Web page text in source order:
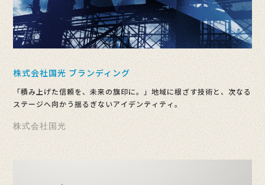
株式会社国光 ブランディング
「積み上げた信頼を、未来の旗印に。」地域に根ざす技術と、次なる
ステージへ向かう揺るぎないアイデンティティ。
株式会社国光